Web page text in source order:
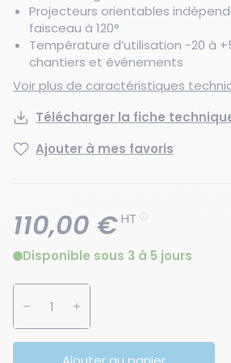
Projecteurs orientables
faisceau à 120°
Température d’utilisation -20 à
chantiers et événements
Voir plus de caractéristiques
Télécharger la fiche
Ajouter à mes favoris
110,00 €HT
Disponible sous 3 à 5 jours
Augmenter la quantité